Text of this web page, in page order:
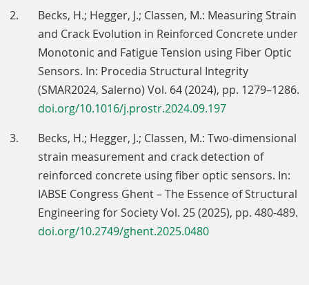
Becks, H.; Hegger, J.; Classen, M.: Measuring Strain
and Crack Evolution in Reinforced Concrete under
Monotonic and Fatigue Tension using Fiber Optic
Sensors. In: Procedia Structural Integrity
(SMAR2024, Salerno) Vol. 64 (2024), pp. 1279–1286.
doi.org/10.1016/j.prostr.2024.09.197
Becks, H.; Hegger, J.; Classen, M.: Two-dimensional
strain measurement and crack detection of
reinforced concrete using fiber optic sensors. In:
IABSE Congress Ghent – The Essence of Structural
Engineering for Society Vol. 25 (2025), pp. 480-489.
doi.org/10.2749/ghent.2025.0480